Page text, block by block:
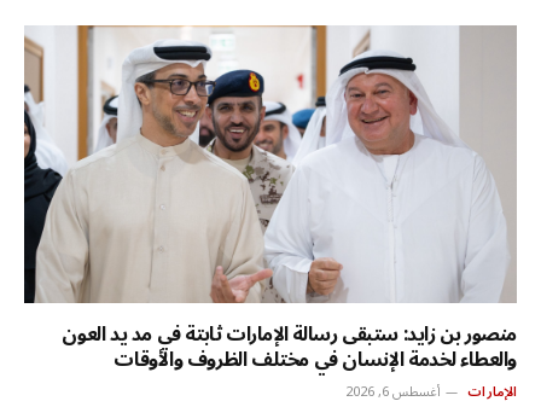
منصور بن زايد: ستبقى رسالة الإمارات ثابتة في مد يد العون
والعطاء لخدمة الإنسان في مختلف الظروف والأوقات
الإمارات أغسطس 6, 2026